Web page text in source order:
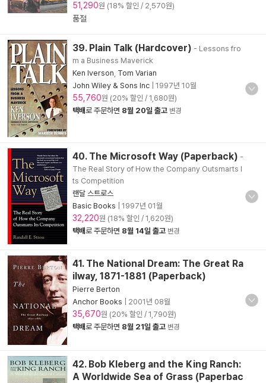
51,290원 (18% 할인 / 2,570원)
품절
39. Plain Talk (Hardcover) - Lessons fro
m a Business Maverick
Ken Iverson Tom Varian
John Wiley & Sons Inc
1997년 10월
55,760원 (20% 할인 / 1,680원)
택배로 주문하면 8월 20일 출고 변경
40. The Microsoft Way (Paperback) -
The Real Story of How the Company Outsmarts I
ts Competition
랜달 스트로스
Basic Books
1997년 01월
32,220원 (18% 할인 / 1,620원)
택배로 주문하면 8월 14일 출고 변경
41. The National Dream: The Great Ra
ilway, 1871-1881 (Paperback)
Pierre Berton
Anchor Books
2001년 08월
35,670원 (20% 할인 / 1,790원)
택배로 주문하면 8월 21일 출고 변경
42. Bob Kleberg and the King Ranch:
A Worldwide Sea of Grass (Paperbac